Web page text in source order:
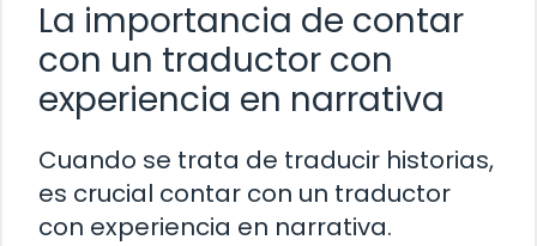
La importancia de contar
con un traductor con
experiencia en narrativa
Cuando se trata de traducir historias,
es crucial contar con un traductor
con experiencia en narrativa.